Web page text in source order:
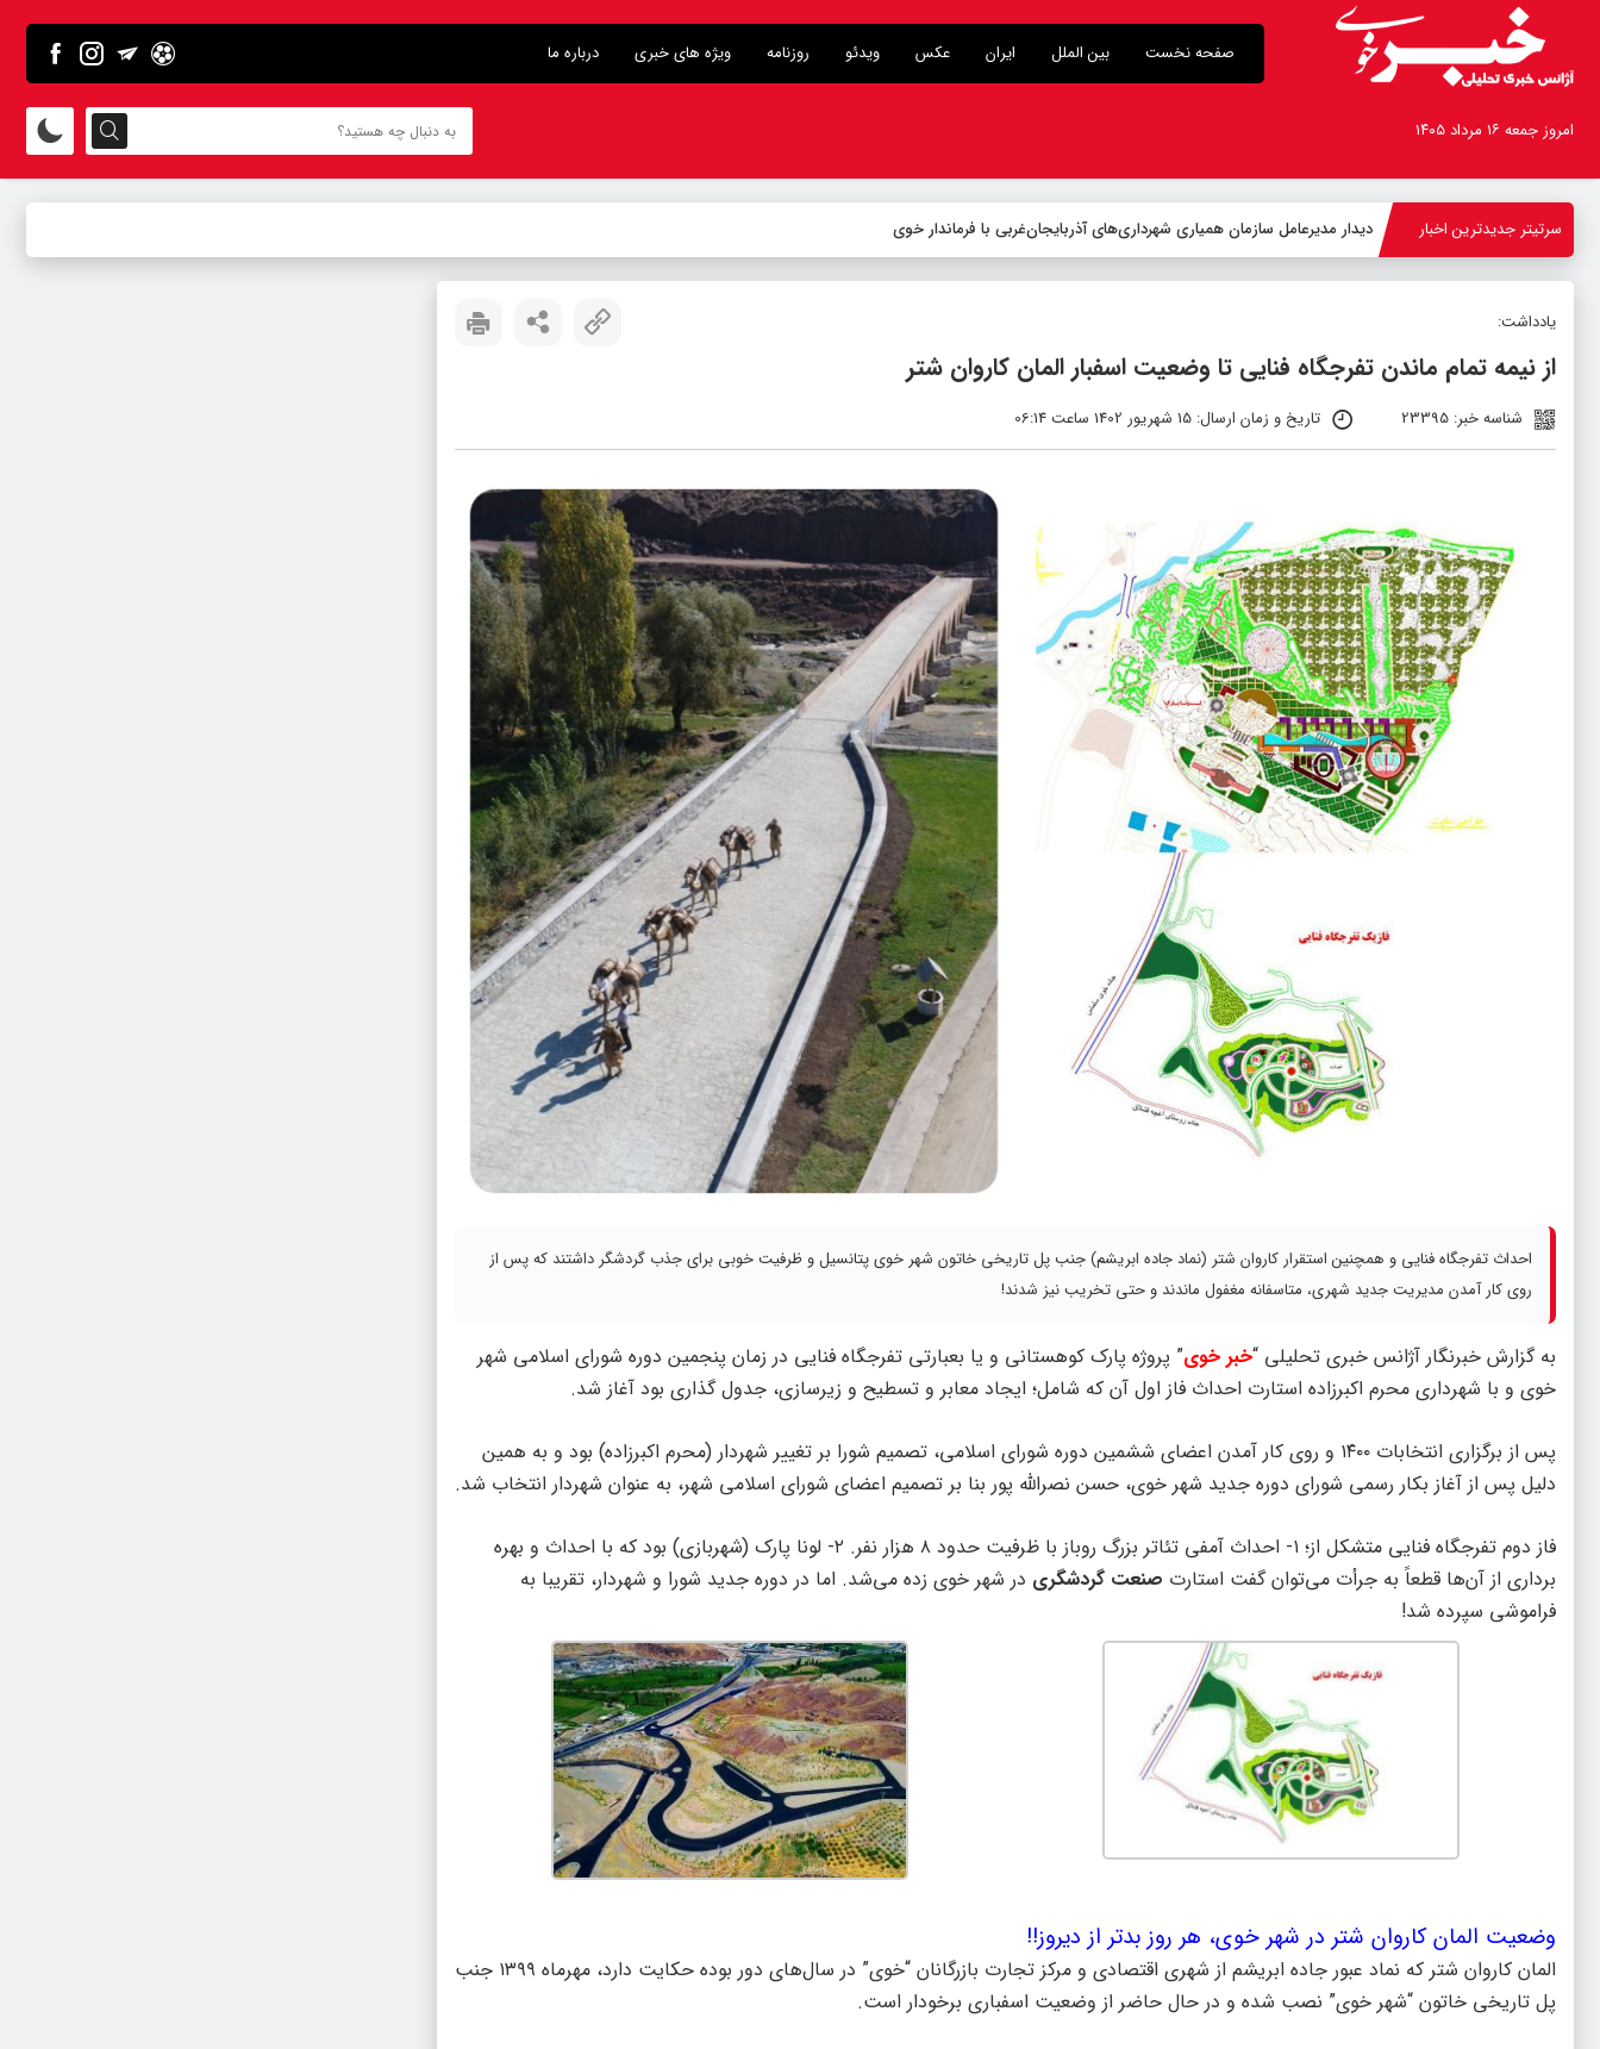
صفحه نخست بین الملل ایران عکس ویدئو روزنامه ویژه های خبری درباره ما
امروز جمعه ۱۶ مرداد ۱۴۰۵
سرتیتر جدیدترین اخبار -
یادداشت:
از نیمه تمام ماندن تفرجگاه فنایی تا وضعیت اسفبار المان کاروان شتر
شناسه خبر: 23395 تاریخ و زمان ارسال: 15 شهریور 1402 ساعت 06:14
احداث تفرجگاه فنایی و همچنین استقرار کاروان شتر (نماد جاده ابریشم) جنب پل تاریخی خاتون شهر خوی پتانسیل و ظرفیت خوبی برای جذب گردشگر داشتند که پس از
روی کار آمدن مدیریت جدید شهری، متاسفانه مغفول ماندند و حتی تخریب نیز شدند!
به گزارش خبرنگار آژانس خبری تحلیلی “خبر خوی” پروژه پارک کوهستانی و یا بعبارتی تفرجگاه فنایی در زمان پنجمین دوره شورای اسلامی شهر
خوی و با شهرداری محرم اکبرزاده استارت احداث فاز اول آن که شامل؛ ایجاد معابر و تسطیح و زیرسازی، جدول گذاری بود آغاز شد.
پس از برگزاری انتخابات ۱۴۰۰ و روی کار آمدن اعضای ششمین دوره شورای اسلامی، تصمیم شورا بر تغییر شهردار (محرم اکبرزاده) بود و به همین
دلیل پس از آغاز بکار رسمی شورای دوره جدید شهر خوی، حسن نصرالله پور بنا بر تصمیم اعضای شورای اسلامی شهر، به عنوان شهردار انتخاب شد.
فاز دوم تفرجگاه فنایی متشکل از؛ ۱- احداث آمفی تئاتر بزرگ روباز با ظرفیت حدود ۸ هزار نفر. ۲- لونا پارک (شهربازی) بود که با احداث و بهره
برداری از آن‌ها قطعاً به جرأت می‌توان گفت استارت صنعت گردشگری در شهر خوی زده می‌شد. اما در دوره جدید شورا و شهردار، تقریبا به
فراموشی سپرده شد!
وضعیت المان کاروان شتر در شهر خوی، هر روز بدتر از دیروز!!
المان کاروان شتر که نماد عبور جاده ابریشم از شهری اقتصادی و مرکز تجارت بازرگانان “خوی” در سال‌های دور بوده حکایت دارد، مهرماه ۱۳۹۹ جنب
پل تاریخی خاتون “شهر خوی” نصب شده و در حال حاضر از وضعیت اسفباری برخودار است.